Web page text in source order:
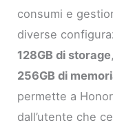
consumi e
diverse
128GB di storage
256GB di
permette a
dall’utente che